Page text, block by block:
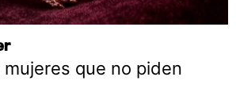
mujeres que no piden